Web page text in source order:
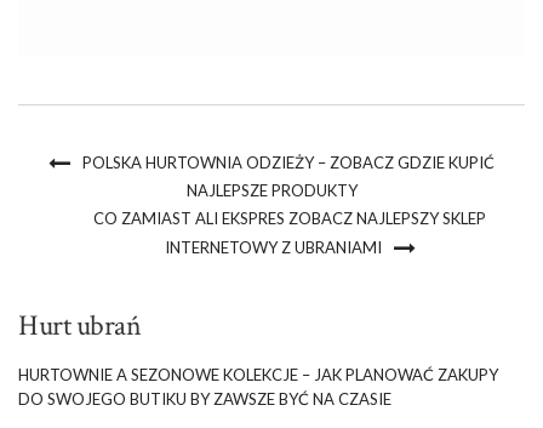
POLSKA HURTOWNIA ODZIEŻY – ZOBACZ GDZIE KUPIĆ
NAJLEPSZE PRODUKTY
CO ZAMIAST ALI EKSPRES ZOBACZ NAJLEPSZY SKLEP
INTERNETOWY Z UBRANIAMI
Hurt ubrań
HURTOWNIE A SEZONOWE KOLEKCJE – JAK PLANOWAĆ ZAKUPY
DO SWOJEGO BUTIKU BY ZAWSZE BYĆ NA CZASIE